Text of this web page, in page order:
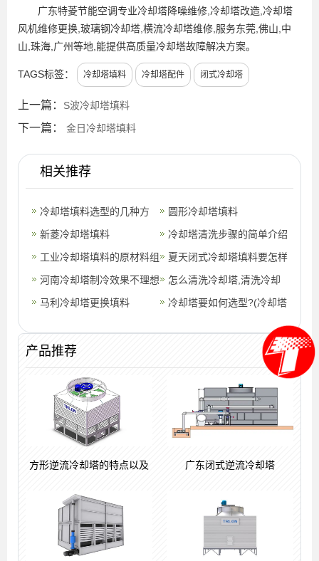
广东特菱节能空调专业冷却塔降噪维修,冷却塔改造,冷却塔
风机维修更换,玻璃钢冷却塔,横流冷却塔维修,服务东莞,佛山,中
山,珠海,广州等地,能提供高质量冷却塔故障解决方案。
TAGS标签： 冷却塔填料 冷却塔配件 闭式冷却塔
上一篇： S波冷却塔填料
下一篇： 金日冷却塔填料
相关推荐
冷却塔填料选型的几种方
法,冷却塔填料怎么选择
圆形冷却塔填料
新菱冷却塔填料
冷却塔清洗步骤的简单介绍
工业冷却塔填料的原材料组
成?(冷却塔填料工作原理)
夏天闭式冷却塔填料要怎样
维护保养？
河南冷却塔制冷效果不理想
的可能原因
怎么清洗冷却塔,清洗冷却
塔的方法
马利冷却塔更换填料
冷却塔要如何选型?(冷却塔
产品推荐
方形逆流冷却塔的特点以及 广东闭式逆流冷却塔